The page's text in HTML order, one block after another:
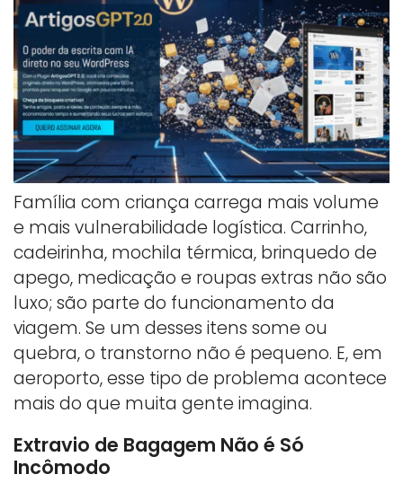
Família com criança carrega mais volume
e mais vulnerabilidade logística. Carrinho,
cadeirinha, mochila térmica, brinquedo de
apego, medicação e roupas extras não são
luxo; são parte do funcionamento da
viagem. Se um desses itens some ou
quebra, o transtorno não é pequeno. E, em
aeroporto, esse tipo de problema acontece
mais do que muita gente imagina.
Extravio de Bagagem Não é Só
Incômodo